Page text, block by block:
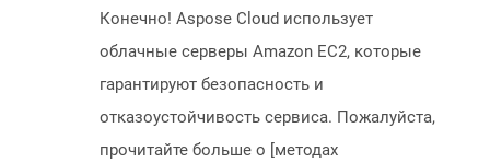
Конечно! Aspose Cloud использует
облачные серверы Amazon EC2, которые
гарантируют безопасность и
отказоустойчивость сервиса. Пожалуйста,
прочитайте больше о [методах